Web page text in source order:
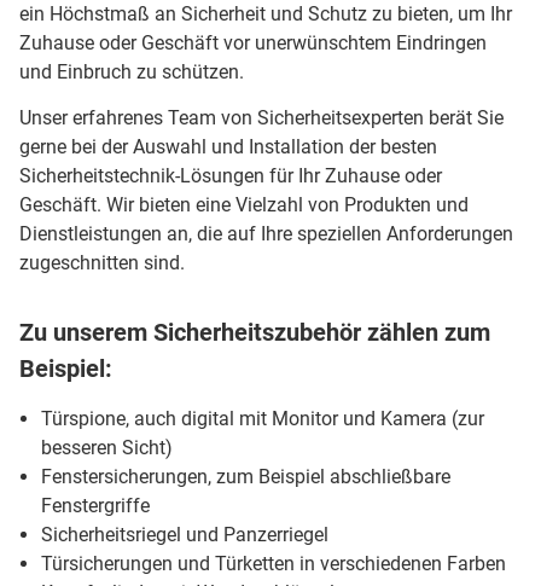
ein Höchstmaß an Sicherheit und Schutz zu bieten, um Ihr
Zuhause oder Geschäft vor unerwünschtem Eindringen
und Einbruch zu schützen.
Unser erfahrenes Team von Sicherheitsexperten berät Sie
gerne bei der Auswahl und Installation der besten
Sicherheitstechnik-Lösungen für Ihr Zuhause oder
Geschäft. Wir bieten eine Vielzahl von Produkten und
Dienstleistungen an, die auf Ihre speziellen Anforderungen
zugeschnitten sind.
Zu unserem Sicherheitszubehör zählen zum
Beispiel:
Türspione, auch digital mit Monitor und Kamera (zur
besseren Sicht)
Fenstersicherungen, zum Beispiel abschließbare
Fenstergriffe
Sicherheitsriegel und Panzerriegel
Türsicherungen und Türketten in verschiedenen Farben